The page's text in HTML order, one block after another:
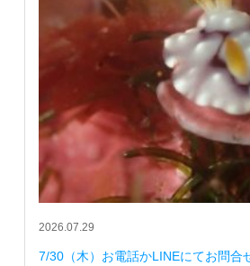
2026.07.29
7/30（木）お電話かLINEにてお問合